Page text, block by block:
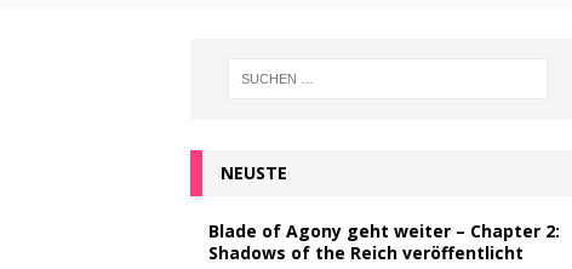
NEUSTE
Blade of Agony geht weiter – Chapter 2:
Shadows of the Reich veröffentlicht